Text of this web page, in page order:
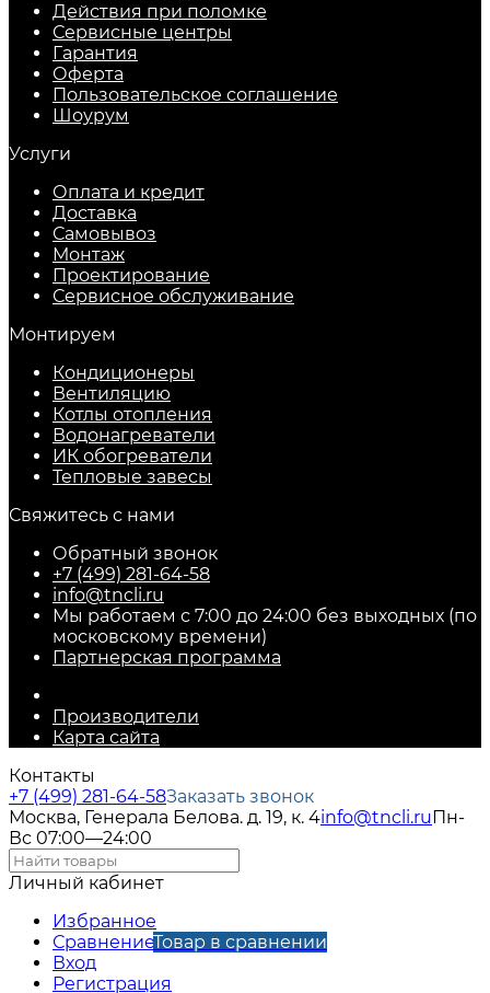
Действия при поломке
Сервисные центры
Гарантия
Оферта
Пользовательское соглашение
Шоурум
Услуги
Оплата и кредит
Доставка
Самовывоз
Монтаж
Проектирование
Сервисное обслуживание
Монтируем
Кондиционеры
Вентиляцию
Котлы отопления
Водонагреватели
ИК обогреватели
Тепловые завесы
Свяжитесь с нами
Обратный звонок
+7 (499) 281-64-58
info@tncli.ru
Мы работаем с 7:00 до 24:00 без выходных (по
московскому времени)
Партнерская программа
Производители
Карта сайта
Контакты
+7 (499) 281-64-58Заказать звонок
Москва, Генерала Белова. д. 19, к. 4info@tncli.ru Пн-
Вс 07:00—24:00
Личный кабинет
Избранное
СравнениеТовар в сравнении
Вход
Регистрация